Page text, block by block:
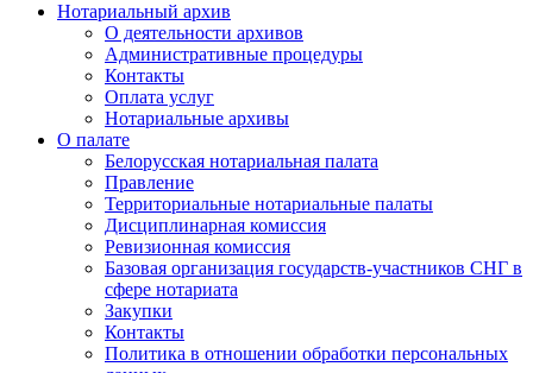
Нотариальный архив
О деятельности архивов
Административные процедуры
Контакты
Оплата услуг
Нотариальные архивы
О палате
Белорусская нотариальная палата
Правление
Территориальные нотариальные палаты
Дисциплинарная комиссия
Ревизионная комиссия
Базовая организация государств-участников СНГ в
сфере нотариата
Закупки
Контакты
Политика в отношении обработки персональных